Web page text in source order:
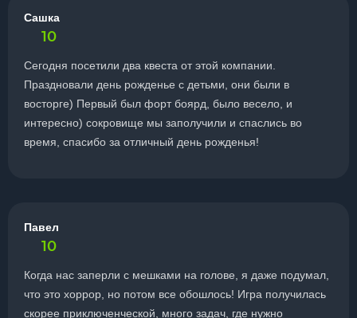
Сашка
10
Сегодня посетили два квеста от этой компании.
Праздновали день рожденье с детьми, они были в
восторге) Первый был форт боярд, было весело, и
интересно) сокровище мы заполучили и спаслись во
время, спасибо за отличный день рожденья!
Павел
10
Когда нас заперли с мешками на голове, я даже подумал,
что это хоррор, но потом все обошлось! Игра получилась
скорее приключенческой, много задач, где нужно